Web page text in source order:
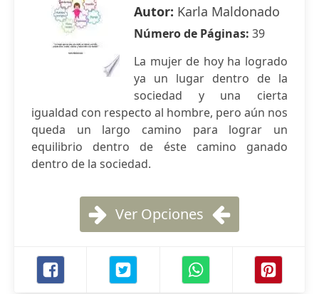
Autor: Karla Maldonado
Número de Páginas: 39
La mujer de hoy ha logrado
ya un lugar dentro de la
sociedad y una cierta
igualdad con respecto al hombre, pero aún nos
queda un largo camino para lograr un
equilibrio dentro de éste camino ganado
dentro de la sociedad.
Ver Opciones